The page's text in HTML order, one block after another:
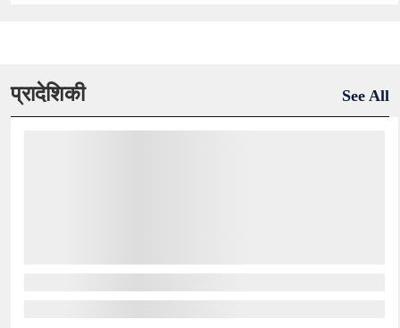
प्रादेशिकी See All